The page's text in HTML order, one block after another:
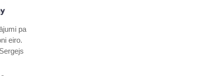
pa
eiro.